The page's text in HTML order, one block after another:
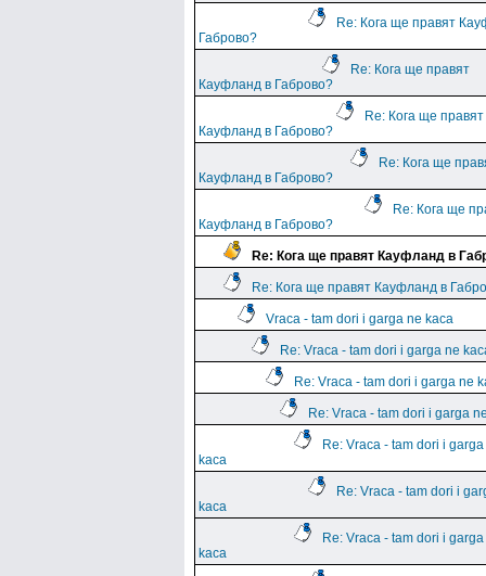
Re: Кога ще правят
Габрово?
Re: Кога ще правят
Кауфланд в Габрово?
Re: Кога ще правят
Кауфланд в Габрово?
Re: Кога ще
Кауфланд в Габрово?
Re: Кога ще
Кауфланд в Габрово?
Re: Кога ще правят Кауфланд в
Re: Кога ще правят Кауфланд в
Vraca - tam dori i garga ne kaca
Re: Vraca - tam dori i garga ne
Re: Vraca - tam dori i garga ne
Re: Vraca - tam dori i garga
Re: Vraca - tam dori i
kaca
Re: Vraca - tam dori i
kaca
Re: Vraca - tam dori i
kaca